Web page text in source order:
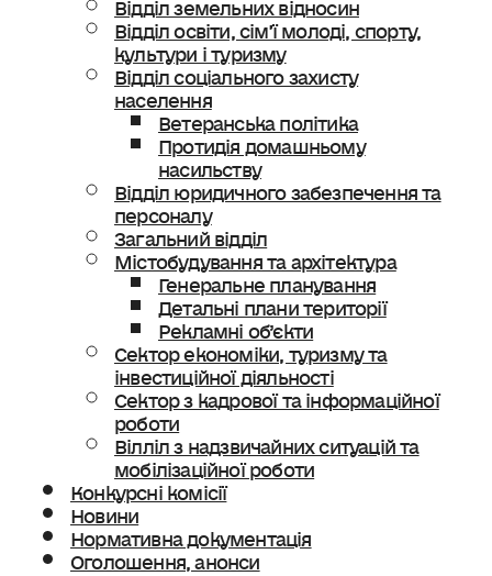
Відділ освіти, сімʼї молоді, спорту,
культури і туризму
Відділ соціального захисту
населення
Ветеранська політика
Протидія домашньому
насильству
Відділ юридичного забезпечення та
персоналу
Загальний відділ
Містобудування та архітектура
Генеральне планування
Детальні плани території
Рекламні об’єкти
Сектор економіки, туризму та
інвестиційної діяльності
Сектор з кадрової та інформаційної
роботи
Вілліл з надзвичайних ситуацій та
мобілізаційної роботи
Конкурсні комісії
Новини
Нормативна документація
Оголошення, анонси